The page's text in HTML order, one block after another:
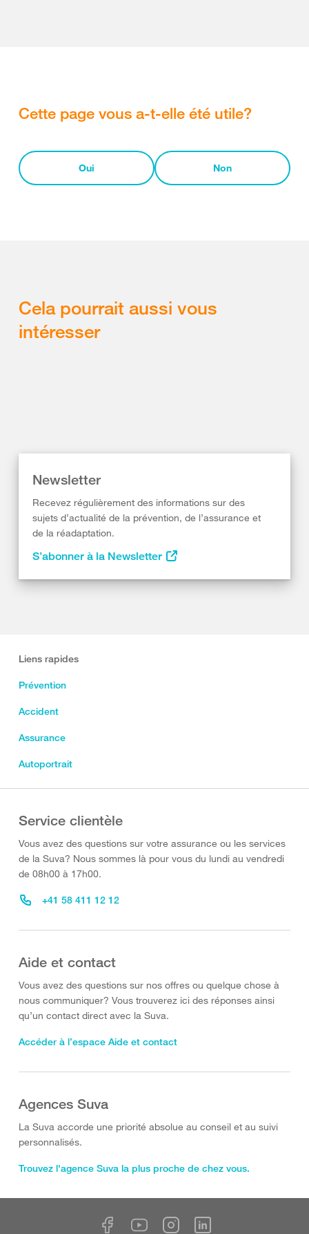
Cette page vous a-t-elle été utile?
Oui Non
Cela pourrait aussi vous
intéresser
Newsletter
Recevez régulièrement des informations sur des
sujets d’actualité de la prévention, de l’assurance et
de la réadaptation.
S’abonner à la Newsletter
Liens rapides
Prévention
Accident
Assurance
Autoportrait
Service clientèle
Vous avez des questions sur votre assurance ou les services
de la Suva? Nous sommes là pour vous du lundi au vendredi
de 08h00 à 17h00.
+41 58 411 12 12
Aide et contact
Vous avez des questions sur nos offres ou quelque chose à
nous communiquer? Vous trouverez ici des réponses ainsi
qu’un contact direct avec la Suva.
Accéder à l’espace Aide et contact
Agences Suva
La Suva accorde une priorité absolue au conseil et au suivi
personnalisés.
Trouvez l'agence Suva la plus proche de chez vous.